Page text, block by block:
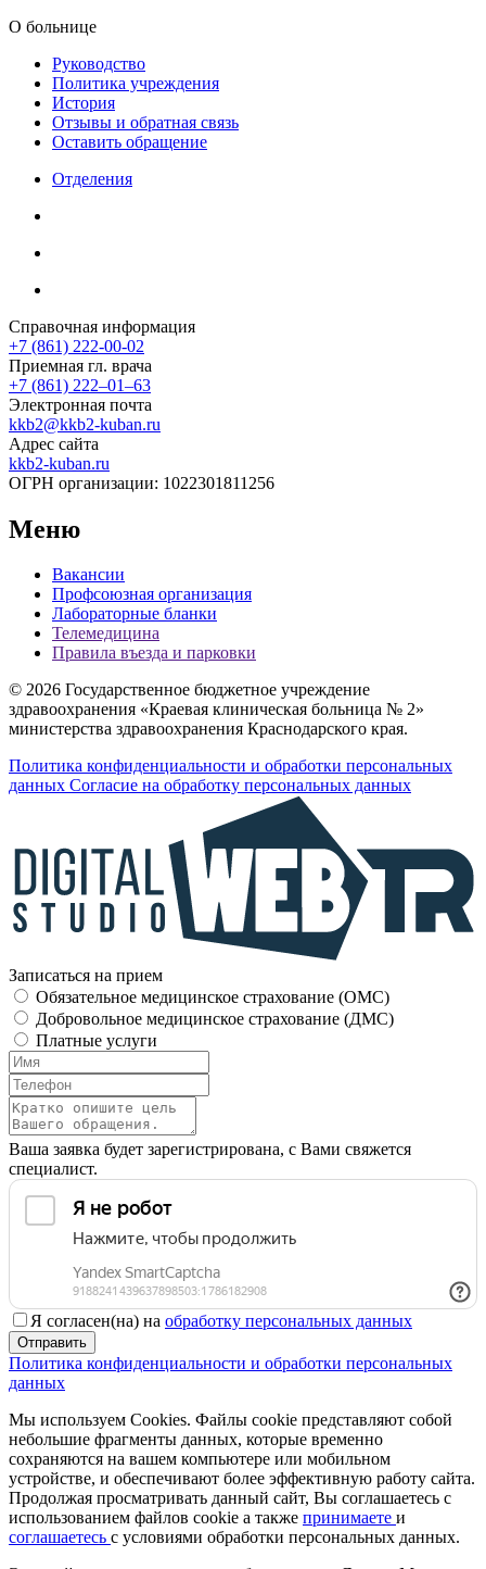
О больнице
Руководство
Политика учреждения
История
Отзывы и обратная связь
Оставить обращение
Отделения
Справочная информация
+7 (861) 222-00-02
Приемная гл. врача
+7 (861) 222‒01‒63
Электронная почта
kkb2@kkb2-kuban.ru
Адрес сайта
kkb2-kuban.ru
ОГРН организации: 1022301811256
Меню
Вакансии
Профсоюзная организация
Лабораторные бланки
Телемедицина
Правила въезда и парковки
© 2026 Государственное бюджетное учреждение
здравоохранения «Краевая клиническая больница № 2»
министерства здравоохранения Краснодарского края.
Политика конфиденциальности и обработки персональных
данных Согласие на обработку персональных данных
Записаться на прием
Обязательное медицинское страхование (OMC)
Добровольное медицинское страхование (ДМС)
Платные услуги
Ваша заявка будет зарегистрирована, с Вами свяжется
специалист.
Я согласен(на) на обработку персональных данных
Отправить
Политика конфиденциальности и обработки персональных
данных
Мы используем Cookies. Файлы cookie представляют собой
небольшие фрагменты данных, которые временно
сохраняются на вашем компьютере или мобильном
устройстве, и обеспечивают более эффективную работу сайта.
Продолжая просматривать данный сайт, Вы соглашаетесь с
использованием файлов cookie а также принимаете и
соглашаетесь с условиями обработки персональных данных.